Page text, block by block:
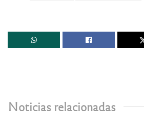
Noticias relacionadas